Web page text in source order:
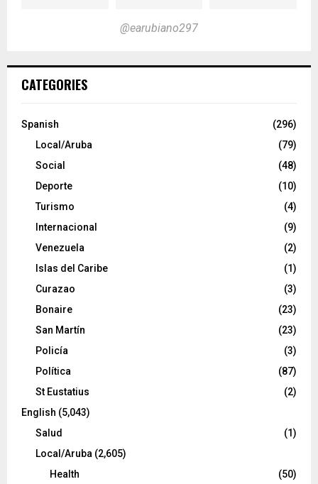
@earubiano297
CATEGORIES
Spanish
(296)
Local/Aruba
(79)
Social
(48)
Deporte
(10)
Turismo
(4)
Internacional
(9)
Venezuela
(2)
Islas del Caribe
(1)
Curazao
(3)
Bonaire
(23)
San Martín
(23)
Policía
(3)
Política
(87)
St Eustatius
(2)
English (5,043)
Salud
(1)
Local/Aruba (2,605)
Health
(50)